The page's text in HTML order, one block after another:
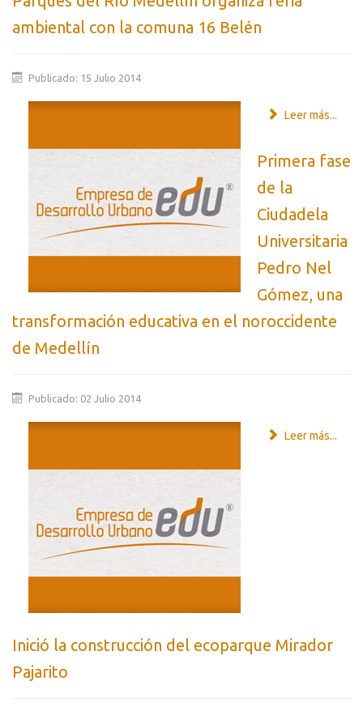
ambiental con la comuna 16 Belén
Publicado: 15 Julio 2014
Leer más...
Primera fase
de la
Ciudadela
Universitaria
Pedro Nel
Gómez, una
transformación educativa en el noroccidente
de Medellín
Publicado: 02 Julio 2014
Leer más...
Inició la construcción del ecoparque Mirador
Pajarito